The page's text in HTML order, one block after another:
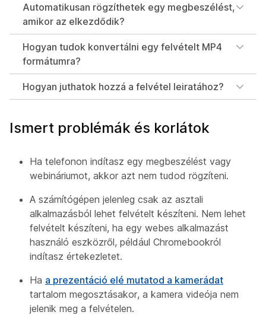
Automatikusan rögzíthetek egy megbeszélést,
amikor az elkezdődik?
Hogyan tudok konvertálni egy felvételt MP4
formátumra?
Hogyan juthatok hozzá a felvétel leiratához?
Ismert problémák és korlátok
Ha telefonon indítasz egy megbeszélést vagy
webináriumot, akkor azt nem tudod rögzíteni.
A számítógépen jelenleg csak az asztali
alkalmazásból lehet felvételt készíteni. Nem lehet
felvételt készíteni, ha egy webes alkalmazást
használó eszközről, például Chromebookról
indítasz értekezletet.
Ha a prezentáció elé mutatod a kamerádat
tartalom megosztásakor, a kamera videója nem
jelenik meg a felvételen.